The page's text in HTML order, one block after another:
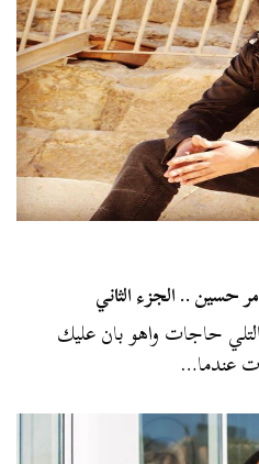
حسين .. الجزء الثاني
حاجات واهو بان عليك
عندما…